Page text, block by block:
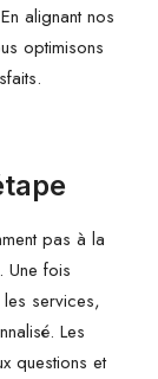
alignant nos
optimisons
pas à la
Une fois
les services,
Les
questions et